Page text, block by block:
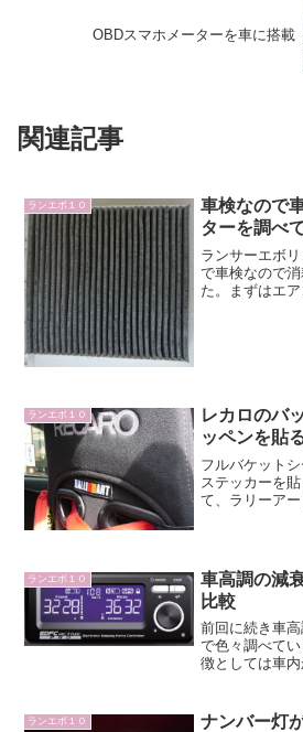
OBDスマホメーターを車に搭載
関連記事
ランエボ１０
車検なので
ターを調べ
ランサーエボ
で車検なので
た。まずはエア
ランエボ１０
レカロのバ
ッペンを貼
フルバケット
ステッカーを
て、ラリーアー
かないので、マ
ランエボ１０
車高調の減
比較
前回に続き車
で色々調べて
徴としては車
きるのは魅力だ
ランエボ１０
ナンバー灯